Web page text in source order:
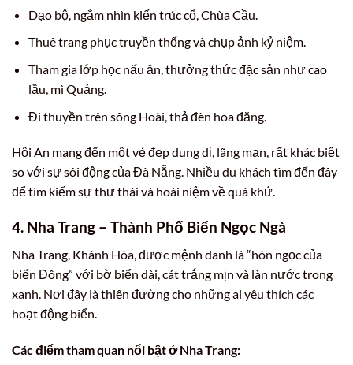
Dạo bộ, ngắm nhìn kiến trúc cổ, Chùa Cầu.
Thuê trang phục truyền thống và chụp ảnh kỷ niệm.
Tham gia lớp học nấu ăn, thưởng thức đặc sản như cao
lầu, mì Quảng.
Đi thuyền trên sông Hoài, thả đèn hoa đăng.
Hội An mang đến một vẻ đẹp dung dị, lãng mạn, rất khác biệt
so với sự sôi động của Đà Nẵng. Nhiều du khách tìm đến đây
để tìm kiếm sự thư thái và hoài niệm về quá khứ.
4. Nha Trang – Thành Phố Biển Ngọc Ngà
Nha Trang, Khánh Hòa, được mệnh danh là “hòn ngọc của
biển Đông” với bờ biển dài, cát trắng mịn và làn nước trong
xanh. Nơi đây là thiên đường cho những ai yêu thích các
hoạt động biển.
Các điểm tham quan nổi bật ở Nha Trang: